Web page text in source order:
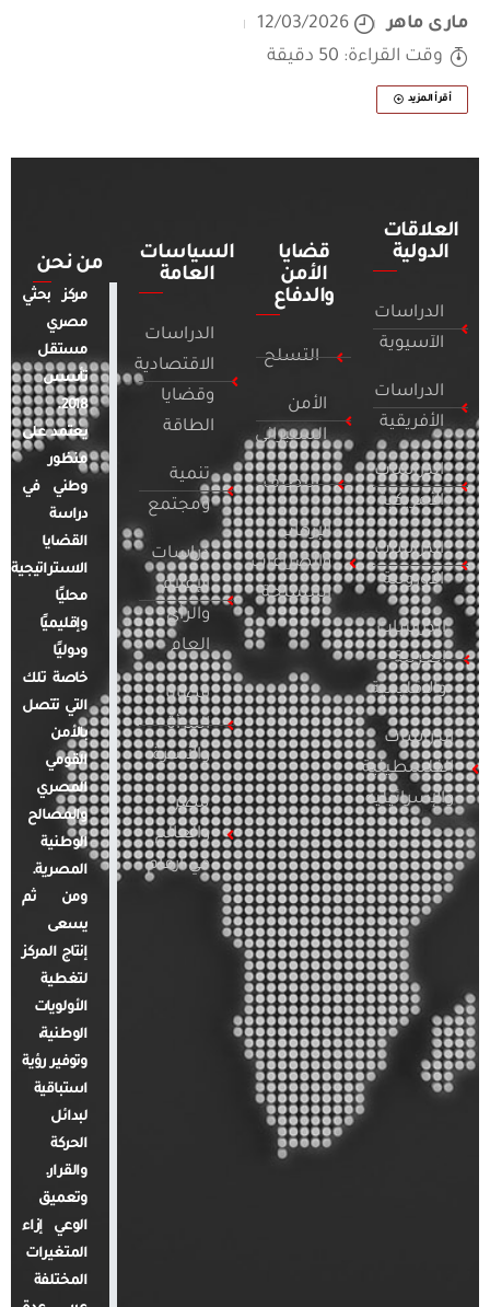
مارى ماهر
12/03/2026
وقت القراءة: 50 دقيقة
أقرأ المزيد
العلاقات
الدولية
الدراسات
الآسيوية
الدراسات
الأفريقية
الدراسات
الأمريكية
الدراسات
الأوروبية
الدراسات
العربية
والإقليمية
الدراسات
الفلسطينية
والإسرائيلية
قضايا
الأمن
والدفاع
التسلح
الأمن
السيبراني
التطرف
الإرهاب
والصراعات
المسلحة
السياسات
العامة
الدراسات
الاقتصادية
وقضايا
الطاقة
تنمية
ومجتمع
دراسات
الإعلام
والرأي
العام
قضايا
المرأة
والأسرة
مصر
والعالم
في أرقام
من نحن
مركز بحثي
مصري
مستقل
تأسس
2018.
يعتمد على
منظور
وطني في
دراسة
القضايا
الاستراتيجية
محليًا
وإقليميًا
ودوليًا
خاصة تلك
التي تتصل
بالأمن
القومي
المصري
والمصالح
الوطنية
المصرية.
ومن ثم
يسعى
إنتاج المركز
لتغطية
الأولويات
الوطنية،
وتوفير رؤية
استباقية
لبدائل
الحركة
والقرار.
وتعميق
الوعي إزاء
المتغيرات
المختلفة